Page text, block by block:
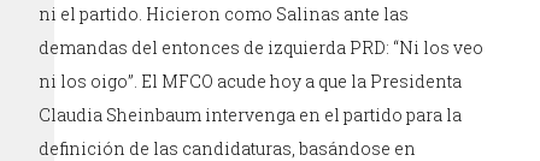
ni el partido. Hicieron como Salinas ante las
demandas del entonces de izquierda PRD: “Ni los veo
ni los oigo”. El MFCO acude hoy a que la Presidenta
Claudia Sheinbaum intervenga en el partido para la
definición de las candidaturas, basándose en